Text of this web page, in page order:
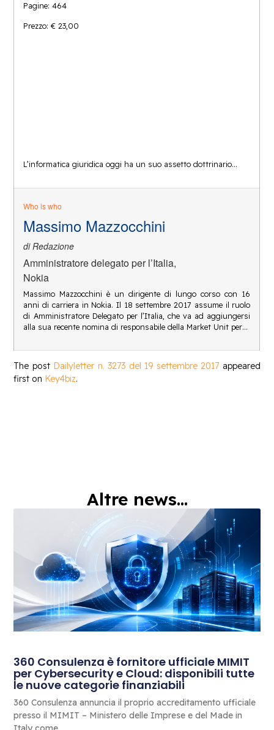
Pagine: 464
Prezzo: € 23,00
L’informatica giuridica oggi ha un suo assetto dottrinario…
Who is who
Massimo Mazzocchini
di Redazione
Amministratore delegato per l’Italia,
Nokia
Massimo Mazzocchini è un dirigente di lungo corso con 16
anni di carriera in Nokia. Il 18 settembre 2017 assume il ruolo
di Amministratore Delegato per l’Italia, che va ad aggiungersi
alla sua recente nomina di responsabile della Market Unit per…
The post Dailyletter n. 3273 del 19 settembre 2017 appeared
first on Key4biz.
Altre news...
360 Consulenza è fornitore ufficiale MIMIT
per Cybersecurity e Cloud: disponibili tutte
le nuove categorie finanziabili
360 Consulenza annuncia il proprio accreditamento ufficiale
presso il MIMIT – Ministero delle Imprese e del Made in